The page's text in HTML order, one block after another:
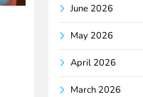
June 2026
May 2026
April 2026
March 2026